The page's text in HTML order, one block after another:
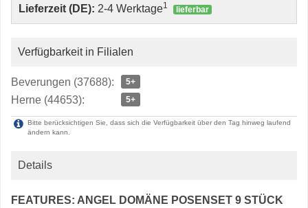
Lieferzeit (DE): 2-4 Werktage1 lieferbar
Verfügbarkeit in Filialen
Beverungen (37688): 5+
Herne (44653): 5+
Bitte berücksichtigen Sie, dass sich die Verfügbarkeit über den Tag hinweg laufend
ändern kann.
Details
FEATURES: ANGEL DOMÄNE POSENSET 9 STÜCK